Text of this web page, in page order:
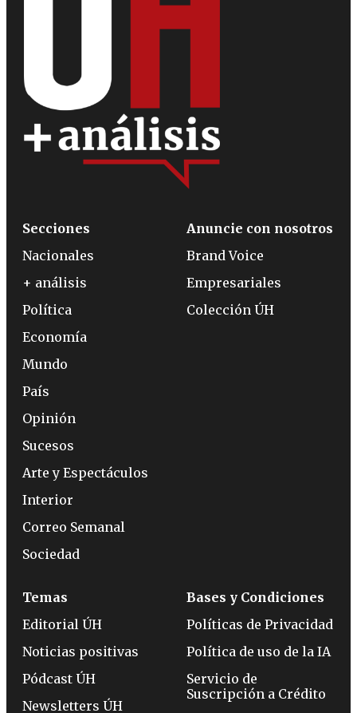
Secciones
Nacionales
+ análisis
Política
Economía
Mundo
País
Opinión
Sucesos
Arte y Espectáculos
Interior
Correo Semanal
Sociedad
Anuncie con nosotros
Brand Voice
Empresariales
Colección ÚH
Temas
Editorial ÚH
Noticias positivas
Pódcast ÚH
Newsletters ÚH
Bases y Condiciones
Políticas de Privacidad
Política de uso de la IA
Servicio de
Suscripción a Crédito